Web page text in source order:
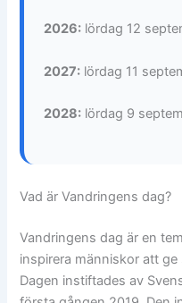
2026: lördag 12
2027: lördag 11
2028: lördag 9
Vad är Vandringens dag?
Vandringens dag är en
inspirera människor att
Dagen instiftades av